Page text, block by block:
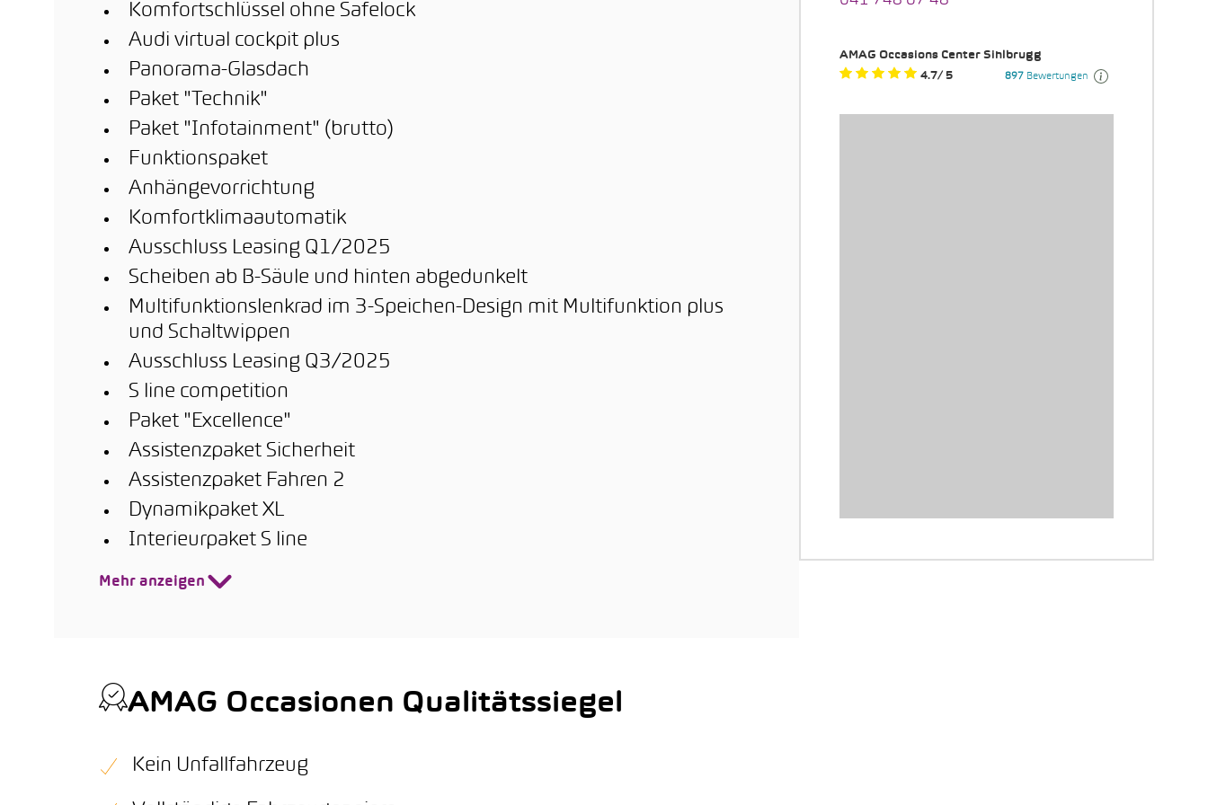
Komfortschlüssel ohne Safelock
Audi virtual cockpit plus
Panorama-Glasdach
Paket "Technik"
Paket "Infotainment" (brutto)
Funktionspaket
Anhängevorrichtung
Komfortklimaautomatik
Ausschluss Leasing Q1/2025
Scheiben ab B-Säule und hinten abgedunkelt
Multifunktionslenkrad im 3-Speichen-Design mit Multifunktion plus
und Schaltwippen
Ausschluss Leasing Q3/2025
S line competition
Paket "Excellence"
Assistenzpaket Sicherheit
Assistenzpaket Fahren 2
Dynamikpaket XL
Interieurpaket S line
Mehr anzeigen
AMAG Occasionen Qualitätssiegel
Kein Unfallfahrzeug